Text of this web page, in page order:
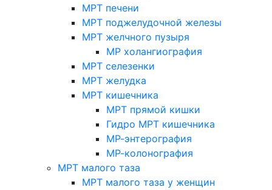
МРТ печени
МРТ поджелудочной железы
МРТ желчного пузыря
МР холангиография
МРТ селезенки
МРТ желудка
МРТ кишечника
МРТ прямой кишки
Гидро МРТ кишечника
МР-энтерография
МР-колонография
МРТ малого таза
МРТ малого таза у женщин